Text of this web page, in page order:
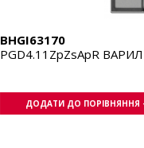
BHGI63170
PGD4.11ZpZsApR
ДОДАТИ ДО ПОРІВНЯННЯ